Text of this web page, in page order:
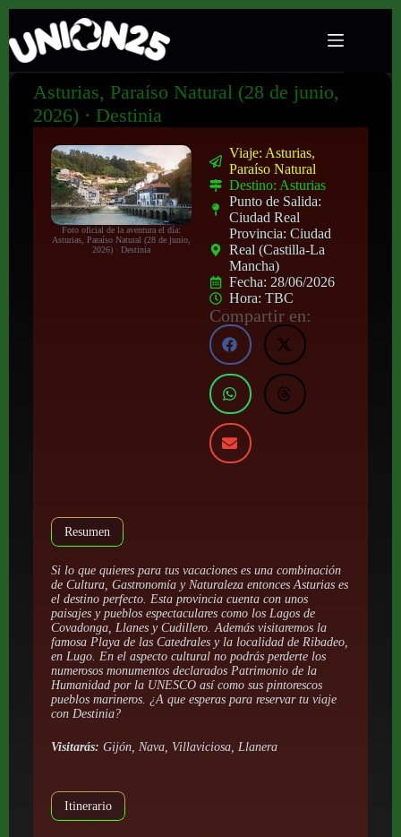
Asturias, Paraíso Natural (28 de junio,
2026) · Destinia
Foto oficial de la aventura el día:
Asturias, Paraíso Natural (28 de junio,
2026) · Destinia
Viaje: Asturias,
Paraíso Natural
Destino: Asturias
Punto de Salida:
Ciudad Real
Provincia: Ciudad
Real (Castilla-La
Mancha)
Fecha: 28/06/2026
Hora: TBC
Compartir en:
Resumen
Si lo que quieres para tus vacaciones es una combinación
de Cultura, Gastronomía y Naturaleza entonces Asturias es
el destino perfecto. Esta provincia cuenta con unos
paisajes y pueblos espectaculares como los Lagos de
Covadonga, Llanes y Cudillero. Además visitaremos la
famosa Playa de las Catedrales y la localidad de Ribadeo,
en Lugo. En el aspecto cultural no podrás perderte los
numerosos monumentos declarados Patrimonio de la
Humanidad por la UNESCO así como sus pintorescos
pueblos marineros. ¿A que esperas para reservar tu viaje
con Destinia?
Visitarás: Gijón, Nava, Villaviciosa, Llanera
Itinerario